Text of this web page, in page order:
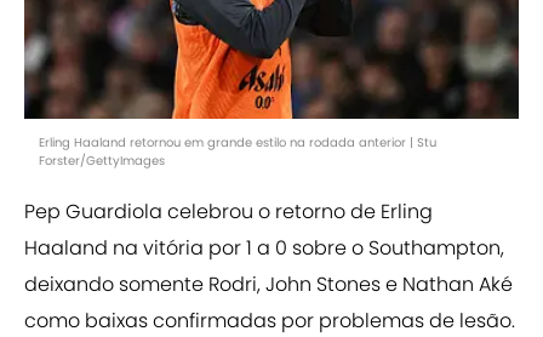
Erling Haaland retornou em grande estilo na rodada anterior | Stu
Forster/GettyImages
Pep Guardiola celebrou o retorno de Erling
Haaland na vitória por 1 a 0 sobre o Southampton,
deixando somente Rodri, John Stones e Nathan Aké
como baixas confirmadas por problemas de lesão.